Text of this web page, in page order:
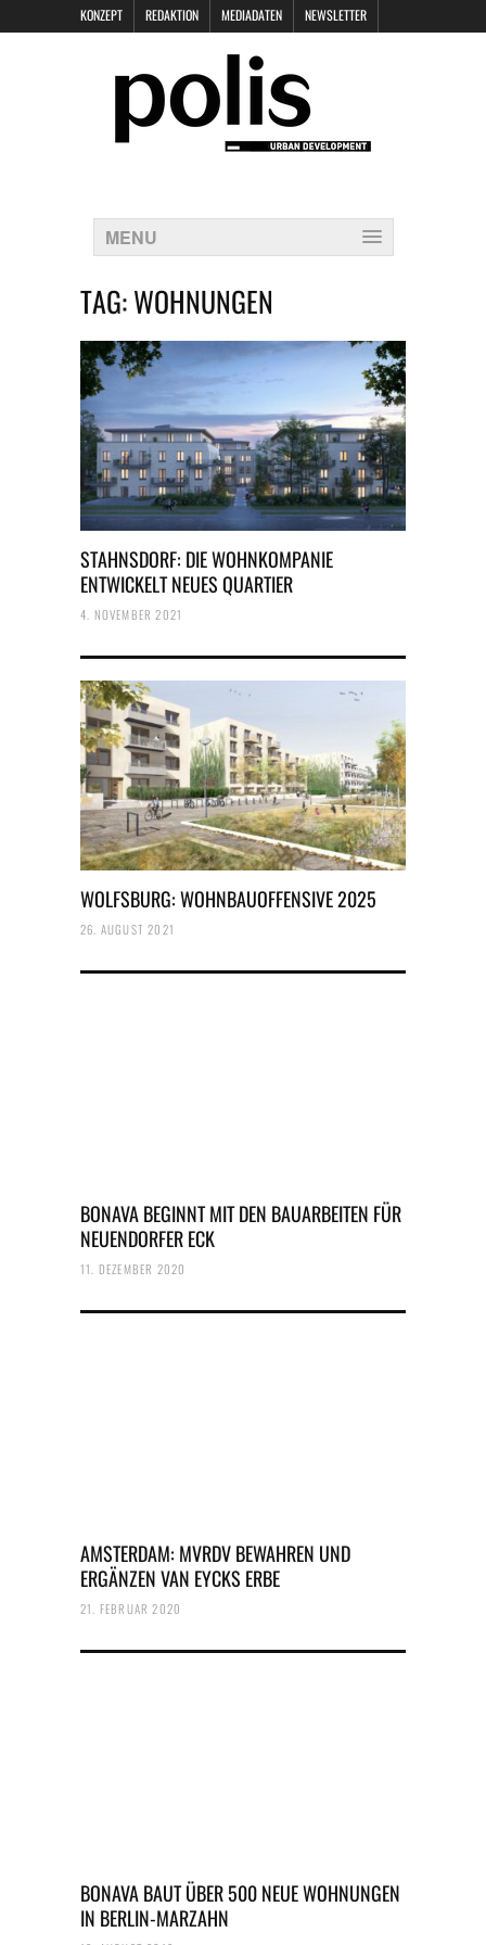
KONZEPT REDAKTION MEDIADATEN NEWSLETTER
DATENSCHUTZ
MENU
TAG:WOHNUNGEN
STAHNSDORF: DIE WOHNKOMPANIE
ENTWICKELT NEUES QUARTIER
4. NOVEMBER 2021
WOLFSBURG: WOHNBAUOFFENSIVE 2025
26. AUGUST 2021
BONAVA BEGINNT MIT DEN BAUARBEITEN FÜR
NEUENDORFER ECK
11. DEZEMBER 2020
AMSTERDAM: MVRDV BEWAHREN UND
ERGÄNZEN VAN EYCKS ERBE
21. FEBRUAR 2020
BONAVA BAUT ÜBER 500 NEUE WOHNUNGEN
IN BERLIN-MARZAHN